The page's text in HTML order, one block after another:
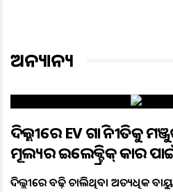
ଅନ୍ୟାନ୍ୟ
ଦିଲ୍ଲୀରେ EV ଗାଡ଼ି ନୀତିକୁ
ମୂଲ୍ୟର ଇଲେକ୍ଟ୍ରିକ୍ କାର
ଦିଲ୍ଲୀରେ ବଢ଼ି ଚାଲିଥିବା ଅତ୍ୟଧିକ